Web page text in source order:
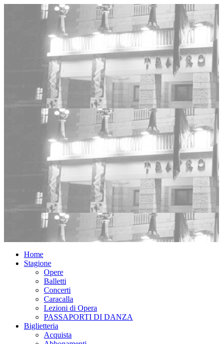
Home
Stagione
Opere
Balletti
Concerti
Caracalla
Lezioni di Opera
PASSAPORTI DI DANZA
Biglietteria
Acquista